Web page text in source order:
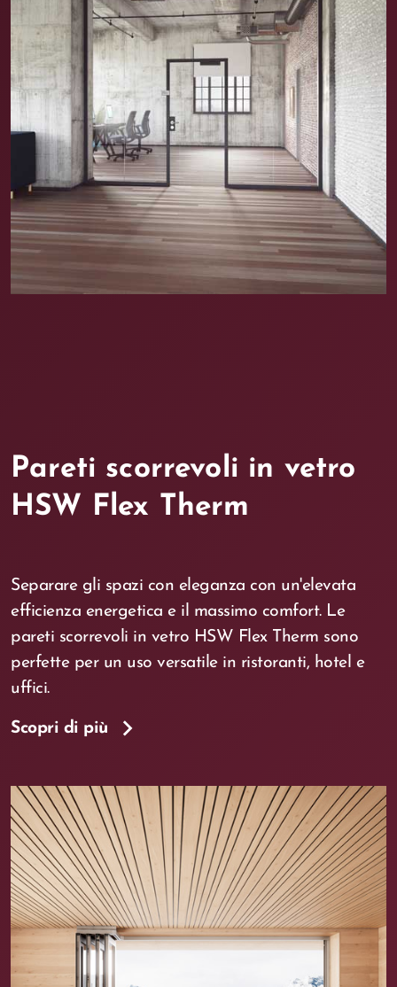
Pareti scorrevoli in vetro
HSW Flex Therm
Separare gli spazi con eleganza con un'elevata
efficienza energetica e il massimo comfort. Le
pareti scorrevoli in vetro HSW Flex Therm sono
perfette per un uso versatile in ristoranti, hotel e
uffici.
Scopri di più